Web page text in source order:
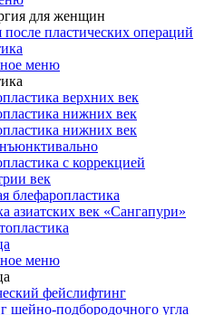
для женщин
после пластических операций
меню
верхних век
нижних век
нижних век
с коррекцией
век
блефаропластика
азиатских век «Сангапури»
меню
фейслифтинг
шейно-подбородочного угла